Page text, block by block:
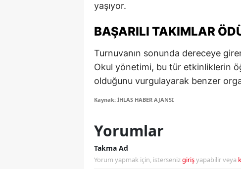
Rize
Sakarya
Siirt
yaşıyor.
BAŞARILI TAKIMLAR
Turnuvanın sonunda dereceye
Okul yönetimi, bu tür etkinliklerin
olduğunu vurgulayarak benzer
Kaynak: İHLAS HABER AJANSI
Yorumlar
Takma Ad
Yorum yapmak için, istersenizgirişyapabilir veya